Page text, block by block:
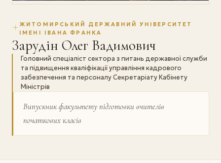
ЖИТОМИРСЬКИЙ ДЕРЖАВНИЙ УНІВЕРСИТЕТ
ІМЕНІ ІВАНА ФРАНКА
Зарудін Олег Вадимович
Головний спеціаліст сектора з питань державної служби
та підвищення кваліфікації управління кадрового
забезпечення та персоналу Секретаріату Кабінету
Міністрів
Випускник факультету підготовки вчителів
початкових класів